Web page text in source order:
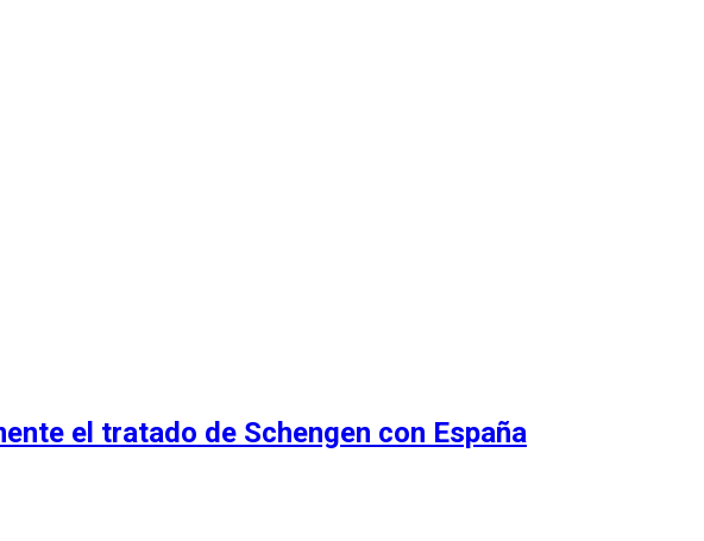
el tratado de Schengen con España